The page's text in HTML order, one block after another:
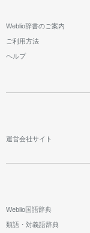
Weblio辞書のご案内
ご利用方法
ヘルプ
運営会社サイト
Weblio国語辞典
類語・対義語辞典